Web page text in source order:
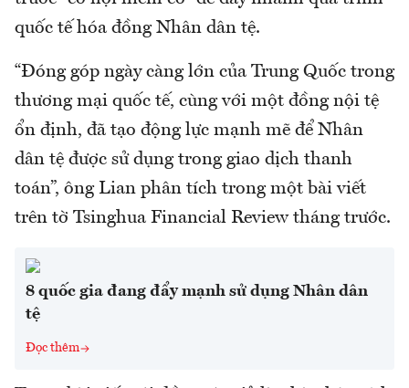
quốc tế hóa đồng Nhân dân tệ.
“Đóng góp ngày càng lớn của Trung Quốc trong
thương mại quốc tế, cùng với một đồng nội tệ
ổn định, đã tạo động lực mạnh mẽ để Nhân
dân tệ được sử dụng trong giao dịch thanh
toán”, ông Lian phân tích trong một bài viết
trên tờ Tsinghua Financial Review tháng trước.
8 quốc gia đang đẩy mạnh sử dụng Nhân dân
tệ
Đọc thêm